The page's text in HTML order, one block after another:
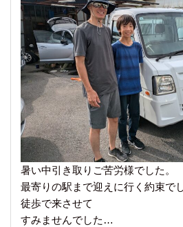
暑い中引き取りご苦労様でした。
最寄りの駅まで迎えに行く約束で
徒歩で来させて
すみませんでした…